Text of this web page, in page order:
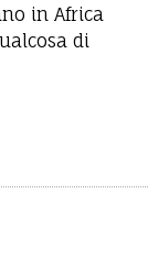
in Africa
di